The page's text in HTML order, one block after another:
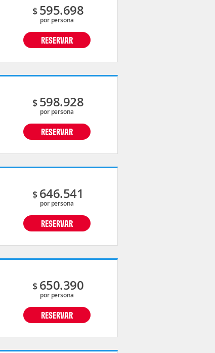
$ 595.698
por persona
RESERVAR
$ 598.928
por persona
RESERVAR
$ 646.541
por persona
RESERVAR
$ 650.390
por persona
RESERVAR